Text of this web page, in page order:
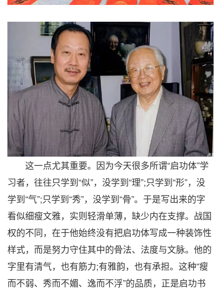
这一点尤其重要。因为今天很多所谓“启功体”学
习者，往往只学到“似”，没学到“理”;只学到“形”，没
学到“气”;只学到“秀”，没学到“骨”。于是写出来的字
看似细瘦文雅，实则轻滑单薄，缺少内在支撑。战国
权的不同，在于他始终没有把启功体写成一种装饰性
样式，而是努力守住其中的骨法、法度与文脉。他的
字里有清气，也有筋力;有雅韵，也有承担。这种“瘦
而不弱、秀而不媚、逸而不浮”的品质，正是启功书